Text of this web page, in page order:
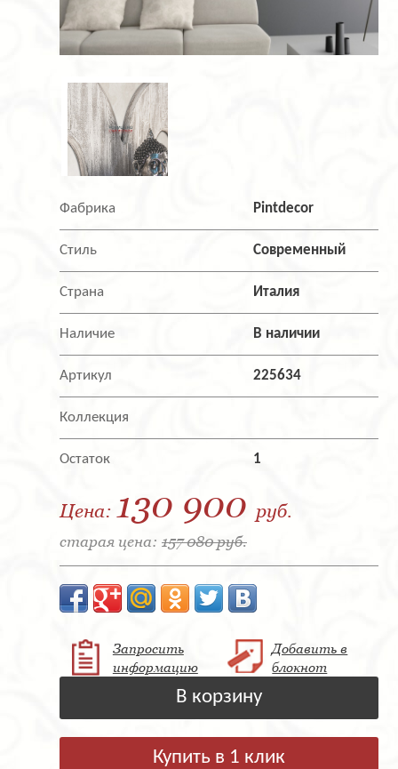
Фабрика Pintdecor
Стиль Современный
Страна Италия
Наличие В наличии
Артикул 225634
Коллекция
Остаток 1
Цена: 130 900 руб.
старая цена: 157 080 руб.
Запросить
информацию
Добавить в
блокнот
В корзину
Купить в 1 клик